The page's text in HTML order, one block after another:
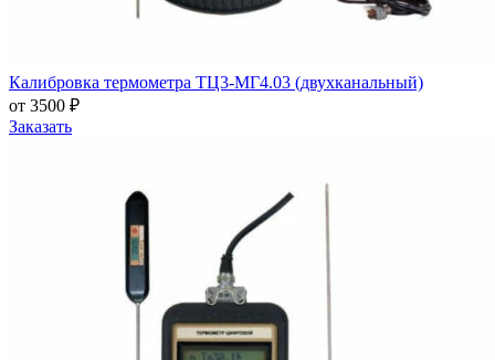
Калибровка термометра ТЦ3-МГ4.03 (двухканальный)
от 3500 ₽
Заказать